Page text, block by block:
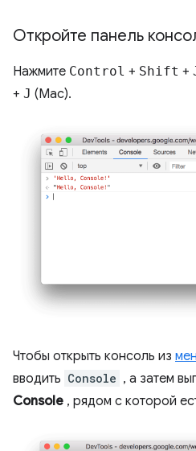
Откройте панель
Нажмите Control + Shift +
+ J (Mac).
Чтобы открыть консоль из
вводить Console , а затем
Console , рядом с которой